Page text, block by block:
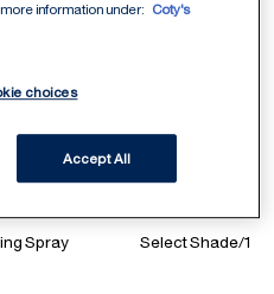
Spray Select Shade/1
information under:
Coty's
choices
Accept All